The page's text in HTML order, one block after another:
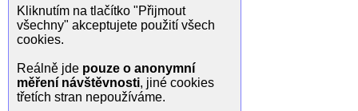
Kliknutím na tlačítko "Přijmout
všechny" akceptujete použití všech
cookies.
Reálně jde pouze o anonymní
měření návštěvnosti, jiné cookies
třetích stran nepoužíváme.